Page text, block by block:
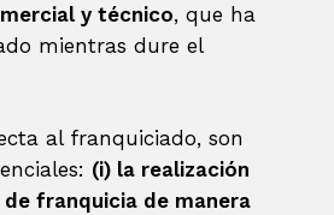
y técnico, que ha
mientras dure el
al franquiciado, son
(i) la realización
franquicia de manera